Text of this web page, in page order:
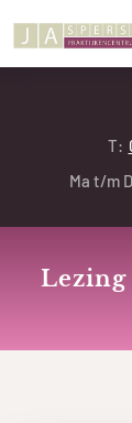
T:
Ma t/m
Lezing